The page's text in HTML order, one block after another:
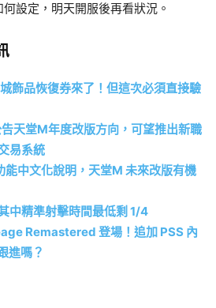
設定，明天開服後再看狀況。
飾品恢復券來了！但這次必須直接驗
天堂M年度改版方向，可望推出新職
易系統
能中文化說明，天堂M 未來改版有機
中精準射擊時間最低剩 1/4
Remastered 登場！追加 PSS 內
進嗎？